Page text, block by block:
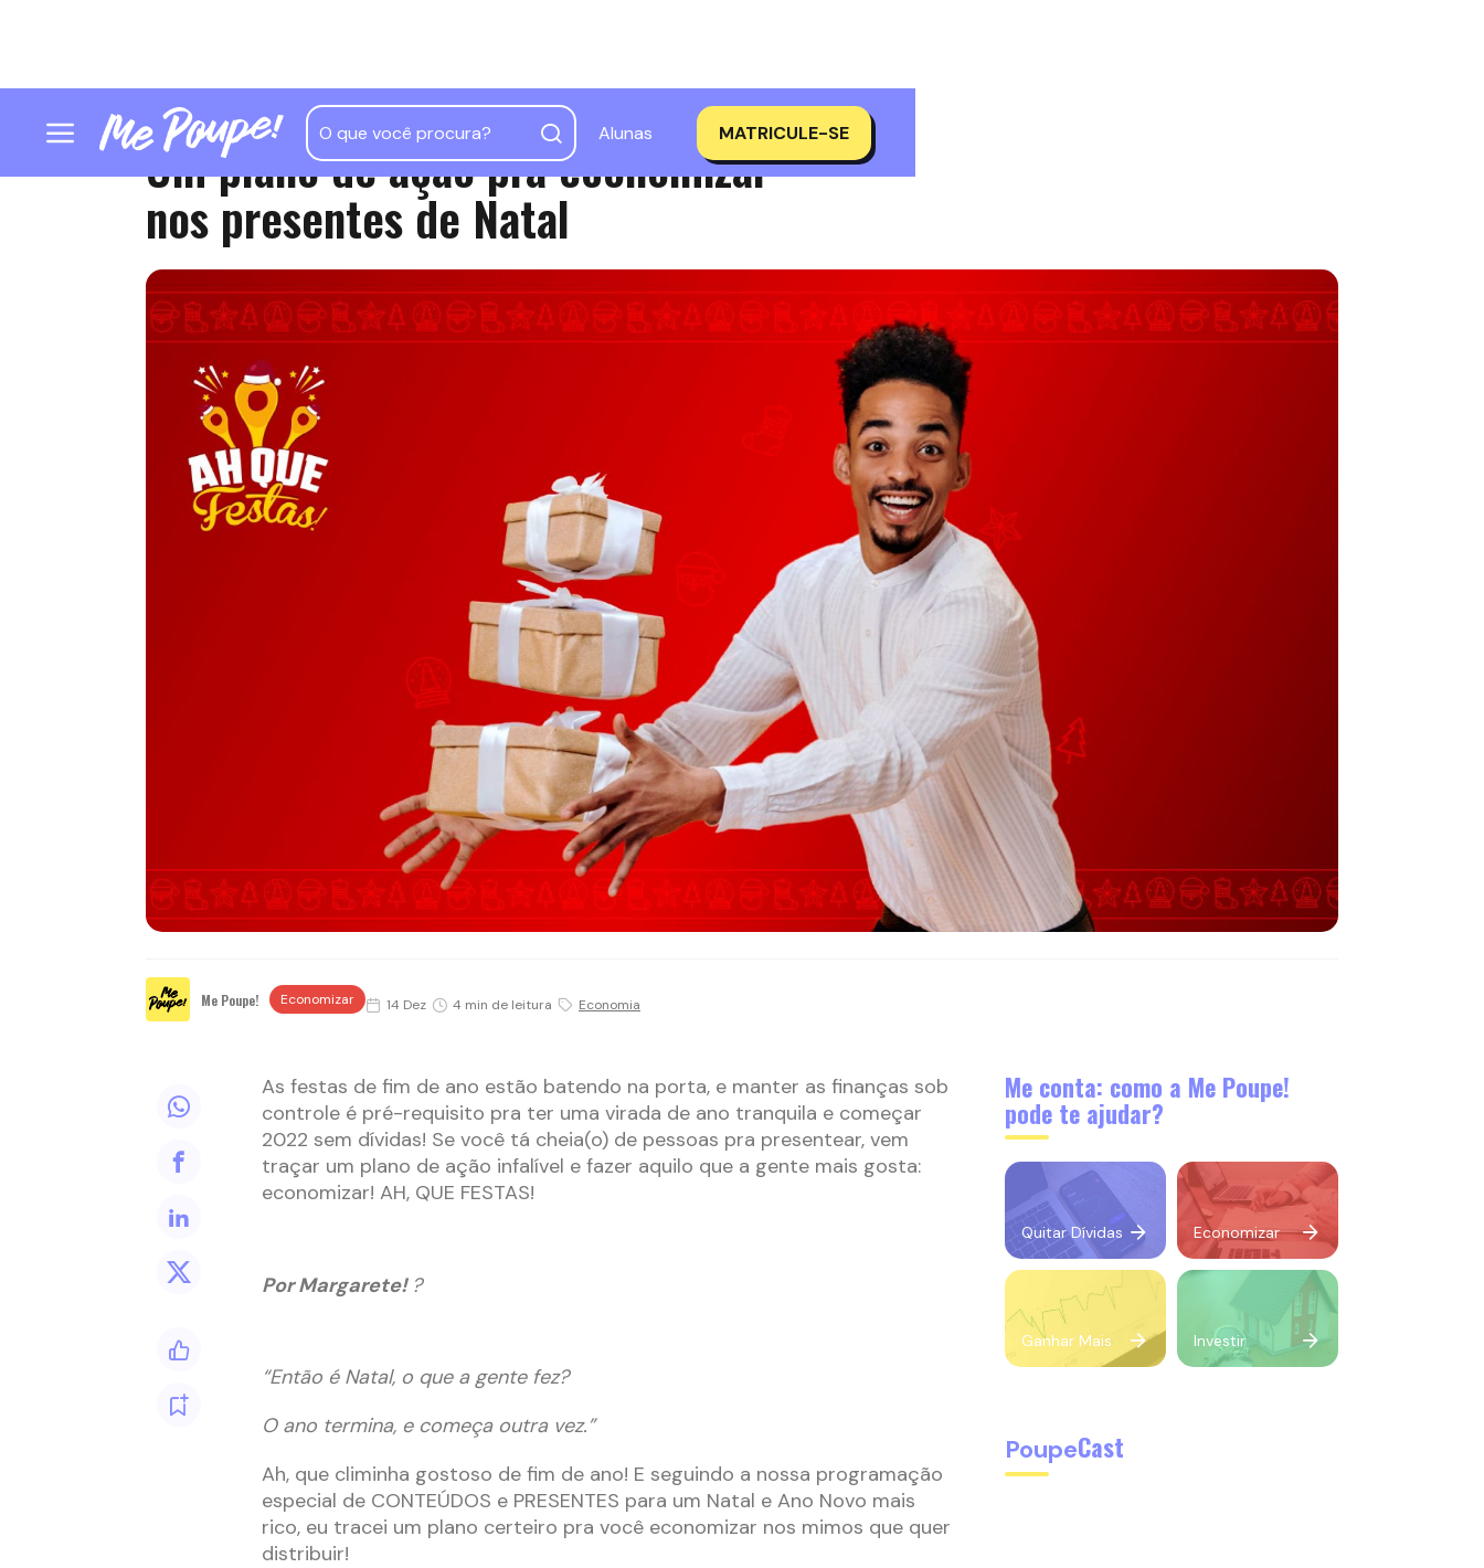
Alunas MATRICULE-SE
Um plano de ação pra economizar
nos presentes de Natal
Me Poupe! Economizar 14 Dez 4 min de leitura Economia
As festas de fim de ano estão batendo na porta, e manter as finanças sob
controle é pré-requisito pra ter uma virada de ano tranquila e começar
2022 sem dívidas! Se você tá cheia(o) de pessoas pra presentear, vem
traçar um plano de ação infalível e fazer aquilo que a gente mais gosta:
economizar! AH, QUE FESTAS!
Por Margarete! ?
“Então é Natal, o que a gente fez?
O ano termina, e começa outra vez.”
Ah, que climinha gostoso de fim de ano! E seguindo a nossa programação
especial de CONTEÚDOS e PRESENTES para um Natal e Ano Novo mais
rico, eu tracei um plano certeiro pra você economizar nos mimos que quer
distribuir!
Me conta: como a Me Poupe!
pode te ajudar?
Quitar Dívidas Economizar
Ganhar Mais Investir
PoupeCast